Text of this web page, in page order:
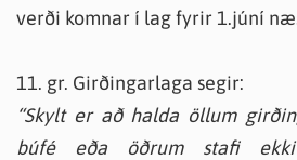
verði komnar í lag fyrir 1.júní
11. gr. Girðingarlaga segir:
“Skylt er að halda öllum
búfé eða öðrum stafi